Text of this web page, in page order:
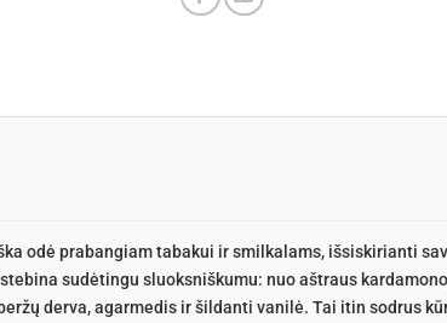
odė prabangiam tabakui ir smilkalams, išsiskirianti
stebina sudėtingu sluoksniškumu: nuo aštraus
derva, agarmedis ir šildanti vanilė. Tai itin sodrus